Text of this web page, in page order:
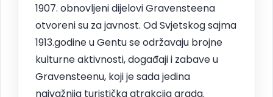
1907. obnovljeni dijelovi Gravensteena
otvoreni su za javnost. Od Svjetskog sajma
1913.godine u Gentu se održavaju brojne
kulturne aktivnosti, događaji i zabave u
Gravensteenu, koji je sada jedina
najvažnija turistička atrakcija grada.